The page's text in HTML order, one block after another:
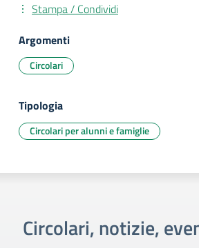
Stampa / Condividi
Argomenti
Circolari
Tipologia
Circolari per alunni e famiglie
Circolari, notizie,